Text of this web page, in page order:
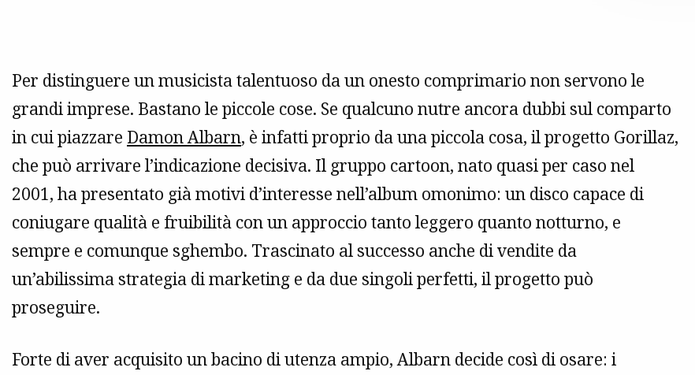
Per distinguere un musicista talentuoso da un onesto comprimario non servono le
grandi imprese. Bastano le piccole cose. Se qualcuno nutre ancora dubbi sul comparto
in cui piazzare Damon Albarn, è infatti proprio da una piccola cosa, il progetto Gorillaz,
che può arrivare l’indicazione decisiva. Il gruppo cartoon, nato quasi per caso nel
2001, ha presentato già motivi d’interesse nell’album omonimo: un disco capace di
coniugare qualità e fruibilità con un approccio tanto leggero quanto notturno, e
sempre e comunque sghembo. Trascinato al successo anche di vendite da
un’abilissima strategia di marketing e da due singoli perfetti, il progetto può
proseguire.
Forte di aver acquisito un bacino di utenza ampio, Albarn decide così di osare: i